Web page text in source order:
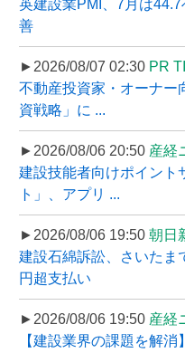
英建設業PMI、7月は
善
►2026/08/07 02:30 PR
不動産投資家・オーナー
資戦略」に ...
►2026/08/06 20:50 産経
建設技能者向けポイント
ト」、アプリ ...
►2026/08/06 19:50 朝日
建設石綿訴訟、さいたま
円超支払い
►2026/08/06 19:50 産経
【建設業界の課題を解